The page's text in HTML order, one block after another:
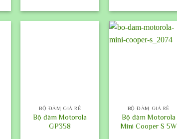
BỘ ĐÀM GIÁ RẺ
Bộ đàm Motorola
GP358
BỘ ĐÀM GIÁ RẺ
Bộ đàm Motorola
Mini Cooper S 5W